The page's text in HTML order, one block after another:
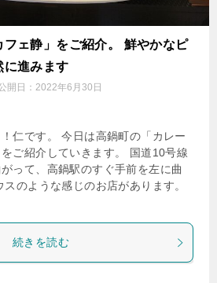
ェ静」をご紹介。 鮮やかなピ
に進みます
開日： 2022年6月30日
仁です。 今日は高鍋町の「カレー
ご紹介していきます。 国道10号線
って、高鍋駅のすぐ手前を左に曲
のような感じのお店があります。
続きを読む